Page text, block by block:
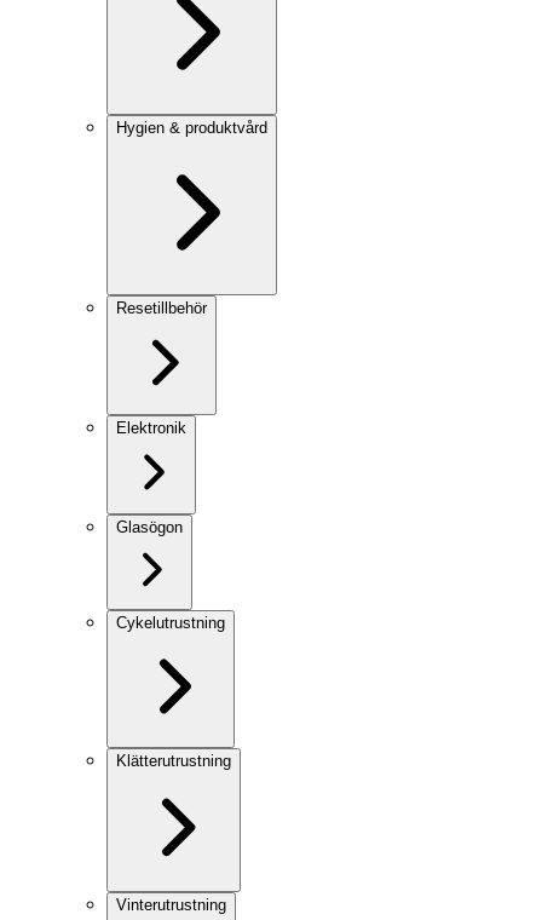
Hygien & produktvård
Resetillbehör
Elektronik
Glasögon
Cykelutrustning
Klätterutrustning
Vinterutrustning